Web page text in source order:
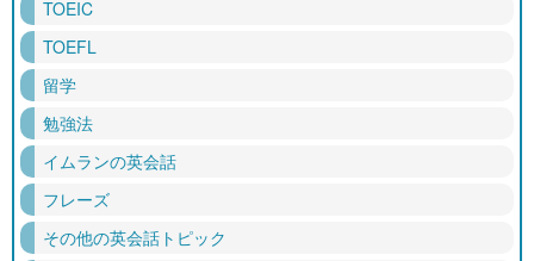
TOEIC
TOEFL
留学
勉強法
イムランの英会話
フレーズ
その他の英会話トピック